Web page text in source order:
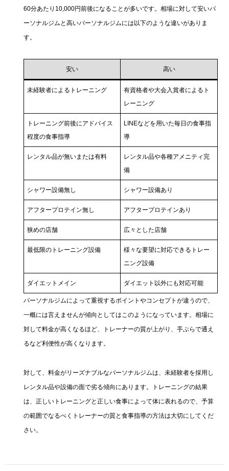
60分あたり10,000円前後になることが多いです。相場に対して安いパ
ーソナルジムと高いパーソナルジムには以下のような違いがありま
す。
安い 高い
未経験者によるトレーニング
有資格者や大会入賞者によるト
レーニング
トレーニング前後にアドバイス
程度の食事指導
LINEなどを用いた毎日の食事指
導
レンタル品が無いまたは有料
レンタル品や各種アメニティ完
備
シャワー設備無し シャワー設備あり
アフタープロテイン無し アフタープロテインあり
狭めの店舗 広々とした店舗
最低限のトレーニング設備
様々な要望に対応できるトレー
ニング設備
ダイエットメイン ダイエット以外にも対応可能
パーソナルジムによって重視するポイントやコンセプトが違うので、
一概には言えませんが傾向としてはこのようになっています。相場に
対して料金が高くなるほど、トレーナーの質が上がり、手ぶらで通え
るなど利便性が高くなります。
対して、料金がリーズナブルなパーソナルジムは、未経験者を採用し
レンタル品や設備の面で劣る傾向にあります。トレーニングの結果
は、正しいトレーニングと正しい食事によって体に表れるので、予算
の範囲でなるべくトレーナーの質と食事指導の方法は大切にしてくだ
さい。